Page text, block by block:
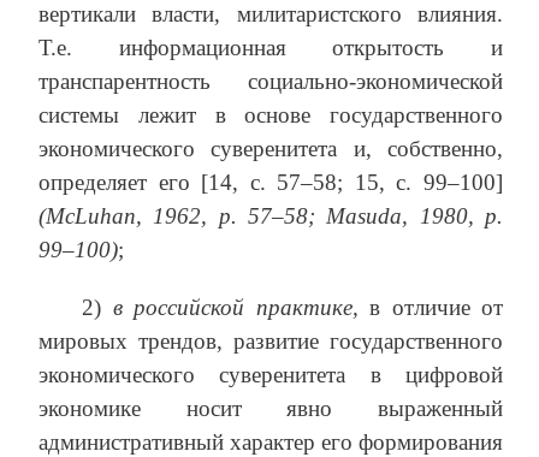
вертикали власти, милитаристского влияния.
Т.е. информационная открытость и
транспарентность социально-экономической
системы лежит в основе государственного
экономического суверенитета и, собственно,
определяет его [14, с. 57–58; 15, с. 99–100]
(McLuhan, 1962, р. 57–58; Masuda, 1980, р.
99–100);
2) в российской практике, в отличие от
мировых трендов, развитие государственного
экономического суверенитета в цифровой
экономике носит явно выраженный
административный характер его формирования